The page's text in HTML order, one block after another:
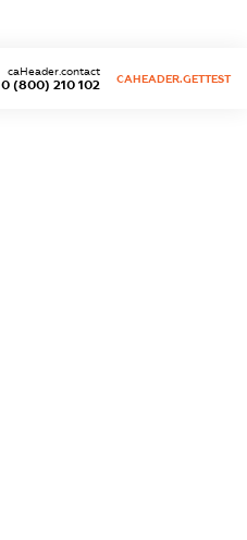
0 (800) 210 102
caHeader.contact
CAHEADER.GETTEST